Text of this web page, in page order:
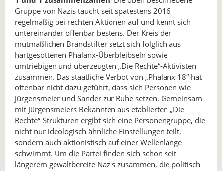
Gruppe von Nazis taucht seit spätestens 2016
regelmäßig bei rechten Aktionen auf und kennt sich
untereinander offenbar bestens. Der Kreis der
mutmaßlichen Brandstifter setzt sich folglich aus
hartgesottenen Phalanx-Überbleibseln sowie
umtriebigen und überzeugten „Die Rechte“-Aktivisten
zusammen. Das staatliche Verbot von „Phalanx 18“ hat
offenbar nicht dazu geführt, dass sich Personen wie
Jürgensmeier und Sander zur Ruhe setzen. Gemeinsam
mit Jürgensmeiers Bekannten aus etablierten „Die
Rechte“-Strukturen ergibt sich eine Personengruppe, die
nicht nur ideologisch ähnliche Einstellungen teilt,
sondern auch aktionistisch auf einer Wellenlänge
schwimmt. Um die Partei finden sich schon seit
längerem gewaltbereite Nazis zusammen, die politisch